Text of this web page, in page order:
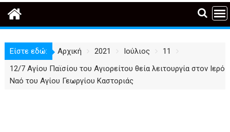
Είστε εδώ: Αρχική 2021 Ιούλιος
11
12/7 Αγίου Παϊσίου του Αγιορείτου θεία λειτουργία στον Ιερό
Ναό του Αγίου Γεωργίου Καστοριάς